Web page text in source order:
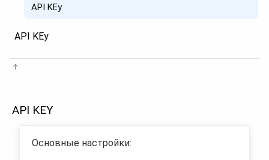
API KEy
API KEy
API KEY
Основные настройки: